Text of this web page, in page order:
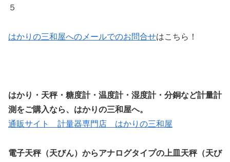
５
はかりの三和屋へのメールでのお問合せはこちら！
はかり・天秤・糖度計・温度計・湿度計・分銅など計量計
測をご購入なら、はかりの三和屋へ。
通販サイト 計量器専門店 はかりの三和屋
電子天秤（天びん）からアナログタイプの上皿天秤（天び